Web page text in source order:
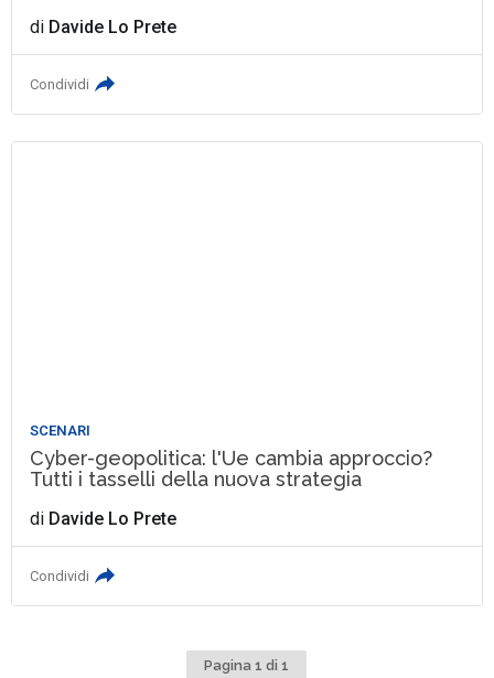
di Davide Lo Prete
Condividi
SCENARI
Cyber-geopolitica: l'Ue cambia approccio?
Tutti i tasselli della nuova strategia
di Davide Lo Prete
Condividi
Pagina 1 di 1